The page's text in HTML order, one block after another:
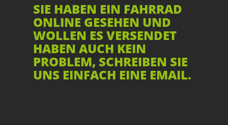
SIE HABEN EIN FAHRRAD
ONLINE GESEHEN UND
WOLLEN ES VERSENDET
HABEN AUCH KEIN
PROBLEM, SCHREIBEN SIE
UNS EINFACH EINE EMAIL.